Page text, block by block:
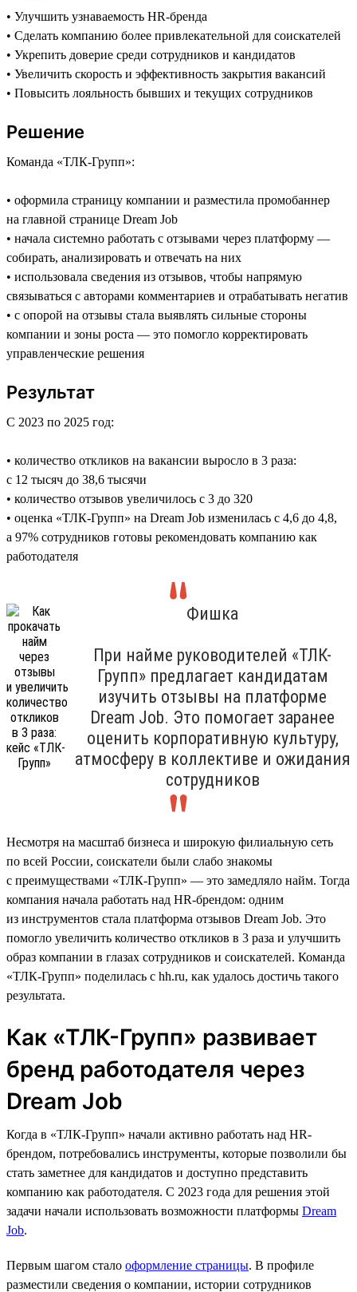
• Улучшить узнаваемость HR-бренда
• Сделать компанию более привлекательной для соискателей
• Укрепить доверие среди сотрудников и кандидатов
• Увеличить скорость и эффективность закрытия вакансий
• Повысить лояльность бывших и текущих сотрудников
Решение
Команда «ТЛК-Групп»:
• оформила страницу компании и разместила промобаннер
на главной странице Dream Job
• начала системно работать с отзывами через платформу —
собирать, анализировать и отвечать на них
• использовала сведения из отзывов, чтобы напрямую
связываться с авторами комментариев и отрабатывать негатив
• с опорой на отзывы стала выявлять сильные стороны
компании и зоны роста — это помогло корректировать
управленческие решения
Результат
С 2023 по 2025 год:
• количество откликов на вакансии выросло в 3 раза:
с 12 тысяч до 38,6 тысячи
• количество отзывов увеличилось с 3 до 320
• оценка «ТЛК-Групп» на Dream Job изменилась с 4,6 до 4,8,
а 97% сотрудников готовы рекомендовать компанию как
работодателя
Фишка
При найме руководителей «ТЛК-
Групп» предлагает кандидатам
изучить отзывы на платформе
Dream Job. Это помогает заранее
оценить корпоративную культуру,
атмосферу в коллективе и ожидания
сотрудников
Несмотря на масштаб бизнеса и широкую филиальную сеть
по всей России, соискатели были слабо знакомы
с преимуществами «ТЛК-Групп» — это замедляло найм. Тогда
компания начала работать над HR-брендом: одним
из инструментов стала платформа отзывов Dream Job. Это
помогло увеличить количество откликов в 3 раза и улучшить
образ компании в глазах сотрудников и соискателей. Команда
«ТЛК-Групп» поделилась с hh.ru, как удалось достичь такого
результата.
Как «ТЛК-Групп» развивает
бренд работодателя через
Dream Job
Когда в «ТЛК-Групп» начали активно работать над HR-
брендом, потребовались инструменты, которые позволили бы
стать заметнее для кандидатов и доступно представить
компанию как работодателя. С 2023 года для решения этой
задачи начали использовать возможности платформы Dream
Job.
Первым шагом стало оформление страницы. В профиле
разместили сведения о компании, истории сотрудников